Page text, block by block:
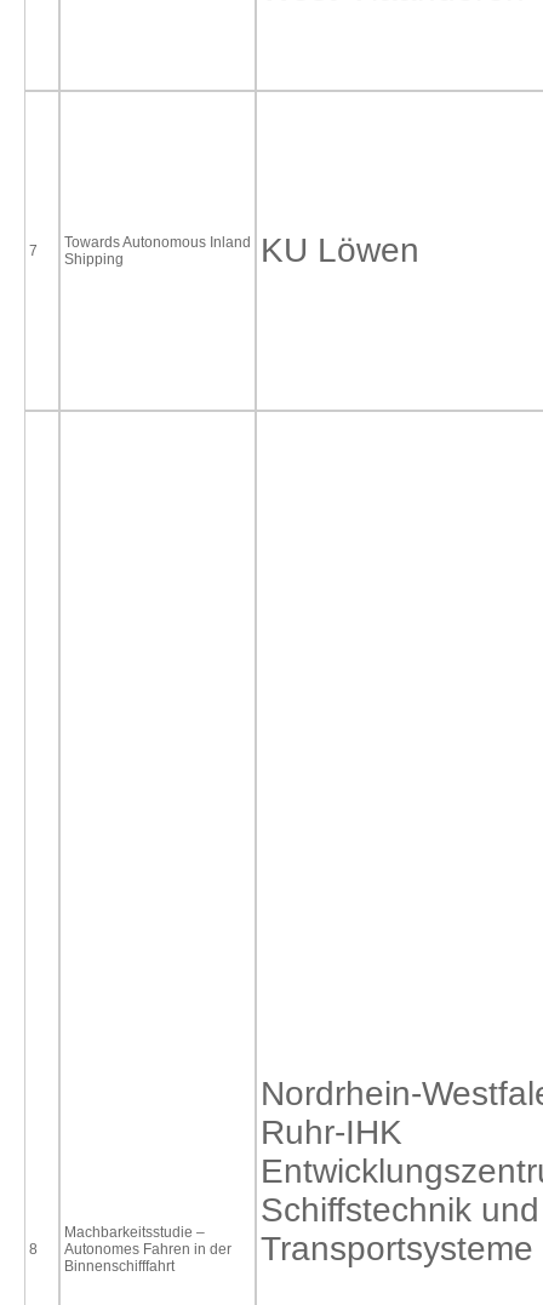
7
Towards Autonomous Inland
Shipping
KU Löwen
8
Machbarkeitsstudie –
Autonomes Fahren in der
Binnenschifffahrt
Nordrhein-
Ruhr-IHK
Schiffstechnik und
Transportsysteme